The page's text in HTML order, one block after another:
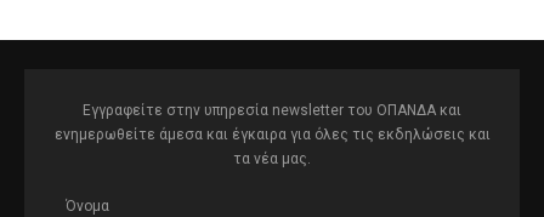
Εγγραφείτε στην υπηρεσία newsletter του ΟΠΑΝΔΑ και
ενημερωθείτε άμεσα και έγκαιρα για όλες τις εκδηλώσεις και
τα νέα μας.